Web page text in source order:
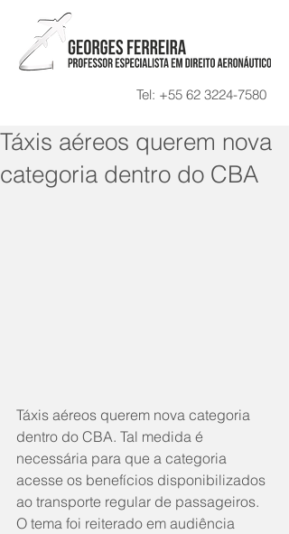
Tel: +55 62 3224-7580
Táxis aéreos querem nova
categoria dentro do CBA
Táxis aéreos querem nova categoria
dentro do CBA. Tal medida é
necessária para que a categoria
acesse os benefícios disponibilizados
ao transporte regular de passageiros.
O tema foi reiterado em audiência